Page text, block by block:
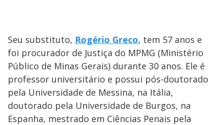
Seu substituto, Rogério Greco, tem 57 anos e
foi procurador de Justiça do MPMG (Ministério
Público de Minas Gerais) durante 30 anos. Ele é
professor universitário e possui pós-doutorado
pela Universidade de Messina, na Itália,
doutorado pela Universidade de Burgos, na
Espanha, mestrado em Ciências Penais pela